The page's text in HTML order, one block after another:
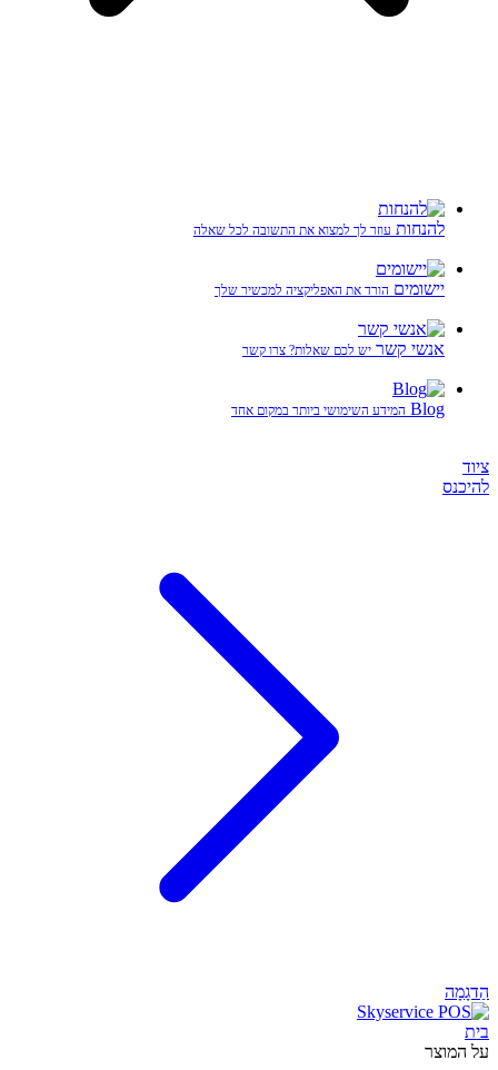
להנחות עוזר לך למצוא את התשובה לכל שאלה
יישומים הורד את האפליקציה למכשיר שלך
אנשי קשר יש לכם שאלות? צרו קשר
Blog המידע השימושי ביותר במקום אחד
ציוד
להיכנס
הַדגָמָה
בית
על המוצר